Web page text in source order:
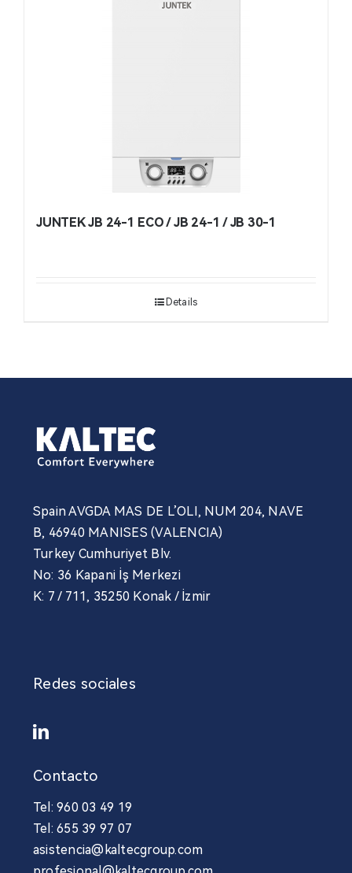
JUNTEK JB 24-1 ECO / JB 24-1 / JB 30-1
Details
Spain AVGDA MAS DE L’OLI, NUM 204, NAVE
B, 46940 MANISES (VALENCIA)
Turkey Cumhuriyet Blv.
No: 36 Kapani İş Merkezi
K: 7 / 711, 35250 Konak / İzmir
Contacto
Tel: 960 03 49 19
Tel: 655 39 97 07
asistencia@kaltecgroup.com
Redes sociales